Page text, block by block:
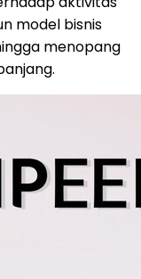
model bisnis
menopang